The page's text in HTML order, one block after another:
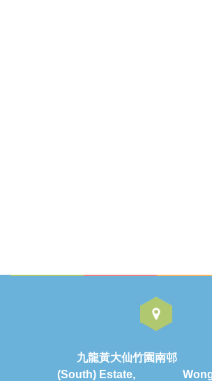
九龍黃大仙竹園南邨
(South) Estate, Wong